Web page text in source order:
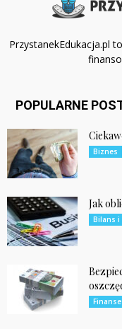
PrzystanekEdukacja.pl
POPULARNE
Biznes
Jak
Bilans i
Finanse